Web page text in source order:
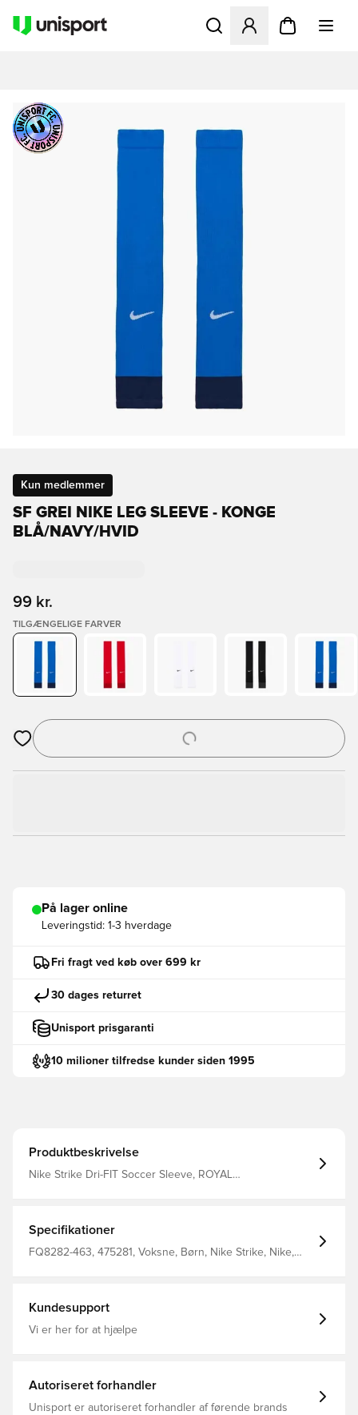
Åbner en Modal til at
Kun medlemmer
SF GREI NIKE LEG SLEEVE - KONGE
BLÅ/NAVY/HVID
99 kr.
TILGÆNGELIGE FARVER
Åbner en Modal til at logge ind eller tilmelde dig som medlem
På lager online
Leveringstid: 1-3 hverdage
Fri fragt ved køb over 699 kr
30 dages returret
Unisport prisgaranti
10 milioner tilfredse kunder siden 1995
Produktbeskrivelse
Nike Strike Dri-FIT Soccer Sleeve, ROYAL
Specifikationer
FQ8282-463, 475281, Voksne, Børn, Nike Strike, Nike,
Kundesupport
Vi er her for at hjælpe
Autoriseret forhandler
Unisport er autoriseret forhandler af førende brands